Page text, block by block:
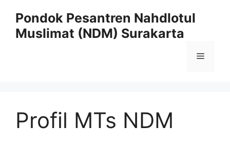
content
Pondok Pesantren Nahdlotul
Muslimat (NDM) Surakarta
Menu
Profil MTs NDM